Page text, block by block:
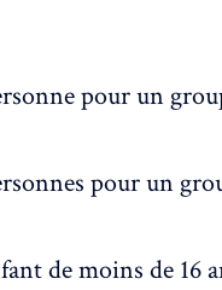
pour un
pour un
de moins de 16